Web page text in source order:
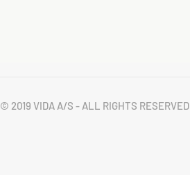
© 2019 VIDA A/S - ALL RIGHTS RESERVED